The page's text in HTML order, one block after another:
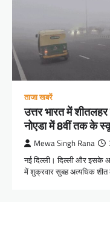
ताजा खबरें
उत्तर भारत में
नोएडा में 8वीं तक के
Mewa Singh Rana
नई दिल्ली। दिल्ली और इसके
में शुक्रवार सुबह अत्यधिक